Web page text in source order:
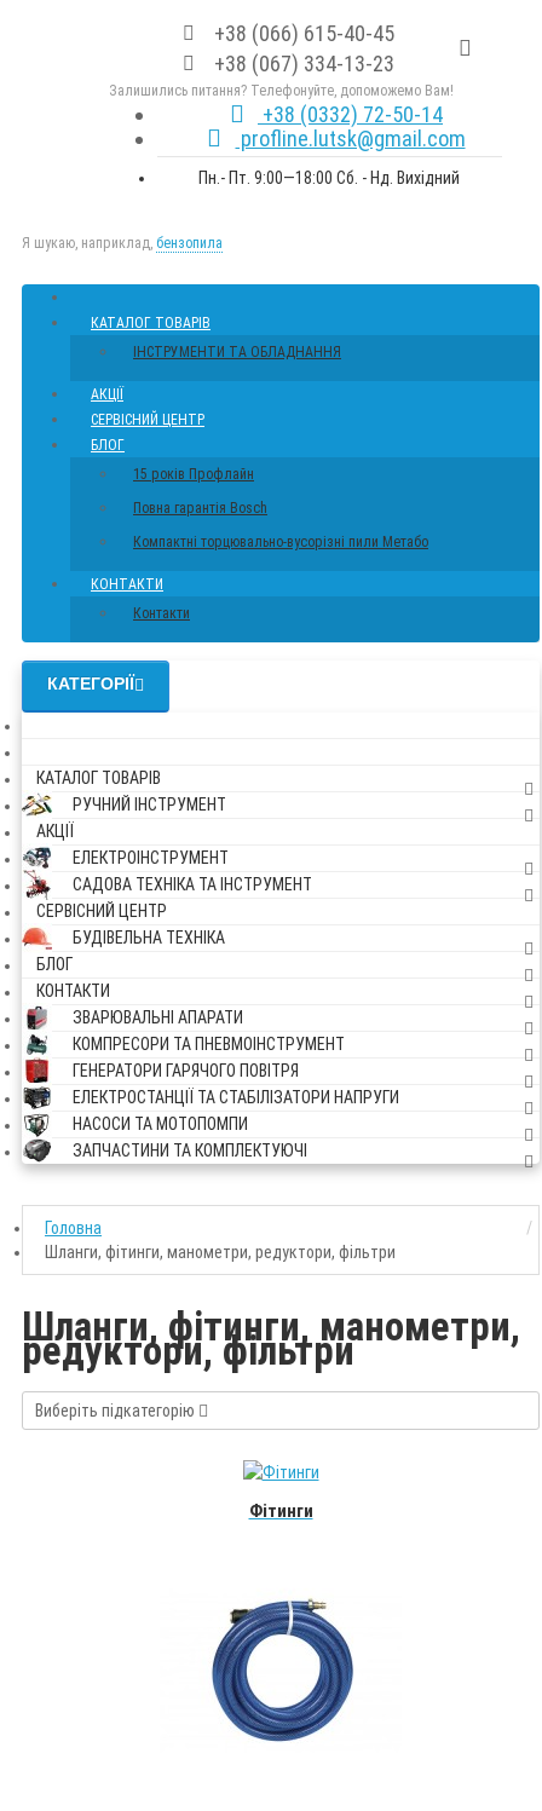
+38 (066) 615-40-45
+38 (067) 334-13-23
Залишились питання? Телефонуйте, допоможемо Вам!
+38 (0332) 72-50-14
profline.lutsk@gmail.com
Пн.- Пт. 9:00—18:00 Сб. - Нд. Вихідний
Я шукаю, наприклад, бензопила
КАТАЛОГ ТОВАРІВ
ІНСТРУМЕНТИ ТА ОБЛАДНАННЯ
АКЦІЇ
СЕРВІСНИЙ ЦЕНТР
БЛОГ
15 років Профлайн
Повна гарантія Bosch
Компактні торцювально-вусорізні пили Метабо
КОНТАКТИ
Контакти
КАТЕГОРІЇ
КАТАЛОГ ТОВАРІВ
РУЧНИЙ ІНСТРУМЕНТ
АКЦІЇ
ЕЛЕКТРОІНСТРУМЕНТ
САДОВА ТЕХНІКА ТА ІНСТРУМЕНТ
СЕРВІСНИЙ ЦЕНТР
БУДІВЕЛЬНА ТЕХНІКА
БЛОГ
КОНТАКТИ
ЗВАРЮВАЛЬНІ АПАРАТИ
КОМПРЕСОРИ ТА ПНЕВМОІНСТРУМЕНТ
ГЕНЕРАТОРИ ГАРЯЧОГО ПОВІТРЯ
ЕЛЕКТРОСТАНЦІЇ ТА СТАБІЛІЗАТОРИ НАПРУГИ
НАСОСИ ТА МОТОПОМПИ
ЗАПЧАСТИНИ ТА КОМПЛЕКТУЮЧІ
Головна
Шланги, фітинги, манометри, редуктори, фільтри
Шланги, фітинги, манометри,
редуктори, фільтри
Виберіть підкатегорію
Фітинги